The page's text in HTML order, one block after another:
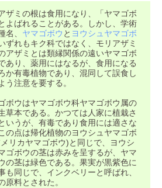
ザミの根は食用になり、「ヤマゴボ
よばれることがある。しかし、学術
名、 ヤマゴボウ と ヨウシュヤマゴボ
ずれもキク科ではなく、モリアザミ
アザミとは類縁関係の遠いヤマゴボ
あり、薬用にはなるが、食用になる
か有毒植物であり、混同して誤食し
う注意を要する。
ボウはヤマゴボウ科ヤマゴボウ属の
草本である。かつては人家に植栽さ
いうが、有毒であり食用には適さな
の点は帰化植物のヨウシュヤマゴボ
リカヤマゴボウ)と同じで、ヨウシ
ゴボウの茎は赤みを呈するが、ヤマ
の茎は緑色である。果実が黒紫色に
も同じで、インクベリーと呼ばれ、
原料とされた。